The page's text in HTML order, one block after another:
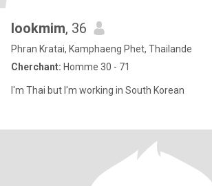
lookmim, 36
Phran Kratai, Kamphaeng Phet, Thailande
Cherchant: Homme 30 - 71
I'm Thai but I'm working in South Korean